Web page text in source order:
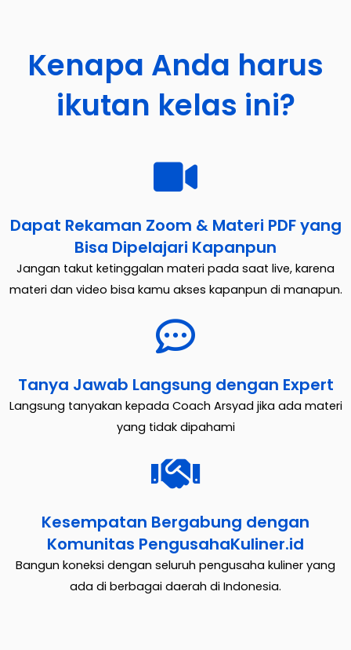
Kenapa Anda harus
ikutan kelas ini?
Dapat Rekaman Zoom & Materi PDF yang
Bisa Dipelajari Kapanpun
Jangan takut ketinggalan materi pada saat live, karena
materi dan video bisa kamu akses kapanpun di manapun.
Tanya Jawab Langsung dengan Expert
Langsung tanyakan kepada Coach Arsyad jika ada materi
yang tidak dipahami
Kesempatan Bergabung dengan
Komunitas PengusahaKuliner.id
Bangun koneksi dengan seluruh pengusaha kuliner yang
ada di berbagai daerah di Indonesia.